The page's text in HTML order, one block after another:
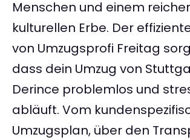
Menschen und einem
kulturellen Erbe. Der
von Umzugsprofi Freitag
dass dein Umzug von
Derince problemlos und
abläuft. Vom
Umzugsplan, über den